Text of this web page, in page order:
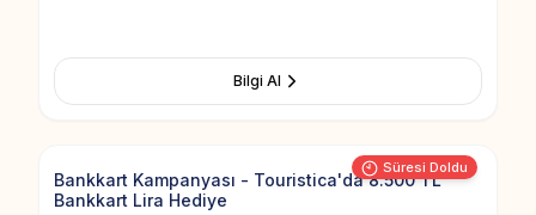
Bilgi Al
Süresi Doldu
Add to
Bankkart Kampanyası - Touristica'da 8.500 TL
Bankkart Lira Hediye